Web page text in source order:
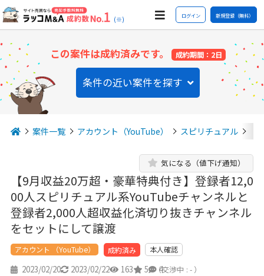
(※) ログイン 新規登録（無料）
この案件は成約済みです。 成約期間：2日
条件の近い案件を探す
案件一覧 アカウント（YouTube） スピリチュアル
【9月収益20万超・豪華特典付き】登録者12,0
00人スピリチュアル系YouTubeチャンネルと
登録者2,000人超収益化済切り抜きチャンネル
をセットにして譲渡
気になる（値下げ通知）
アカウント （YouTube） 成約済み 本人確認
2023/02/20 2023/02/22 163 5 4
（交渉中 : - ）